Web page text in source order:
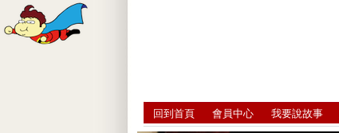
回到首頁 會員中心 我要說故事